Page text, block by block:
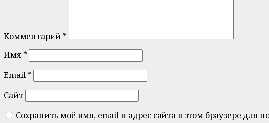
Комментарий *
Имя *
Email *
Сайт
Сохранить моё имя, email и адрес сайта в этом браузере для